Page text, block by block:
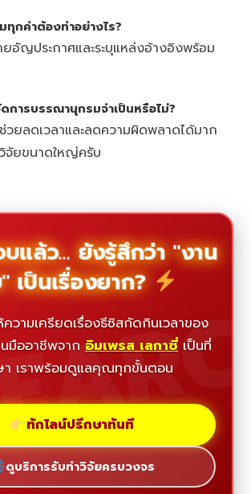
ทุกคำต้องทำอย่างไร?
ยอัญประกาศและระบุแหล่งอ้างอิงพร้อม
การบรรณานุกรมจำเป็นหรือไม่?
วยลดเวลาและลดความผิดพลาดได้มาก
จัยขนาดใหญ่ครับ
แล้ว... ยังรู้สึกว่า "งาน
เป็นเรื่องยาก?
วามเครียดเรื่องธีซิสกัดกินเวลาของ
มืออาชีพจาก อิมเพรส เลกาซี่ เป็นที่
เราพร้อมดูแลคุณทุกขั้นตอน
ทักไลน์ปรึกษาทันที
ดูบริการรับทำวิจัยครบวงจร